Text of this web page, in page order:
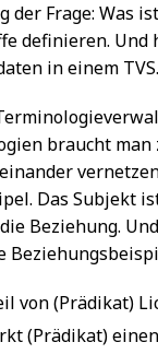
der Frage: Was
definieren. Und
in einem TVS.
braucht
Das Subjekt
Beziehung.
von (Prädikat)
(Prädikat)